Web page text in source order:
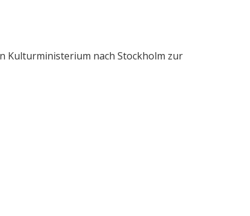
Kulturministerium nach Stockholm zur